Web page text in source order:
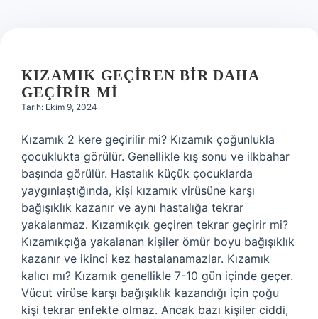
KIZAMIK GEÇIREN BIR DAHA
GEÇIRIR MI
Tarih: Ekim 9, 2024
Kızamık 2 kere geçirilir mi? Kızamık çoğunlukla
çocuklukta görülür. Genellikle kış sonu ve ilkbahar
başında görülür. Hastalık küçük çocuklarda
yaygınlaştığında, kişi kızamık virüsüne karşı
bağışıklık kazanır ve aynı hastalığa tekrar
yakalanmaz. Kızamıkçık geçiren tekrar geçirir mi?
Kızamıkçığa yakalanan kişiler ömür boyu bağışıklık
kazanır ve ikinci kez hastalanamazlar. Kızamık
kalıcı mı? Kızamık genellikle 7-10 gün içinde geçer.
Vücut virüse karşı bağışıklık kazandığı için çoğu
kişi tekrar enfekte olmaz. Ancak bazı kişiler ciddi,